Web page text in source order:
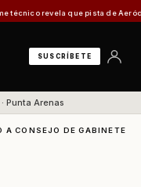
revela que pista de Aeródromo
SUSCRÍBETE
Punta Arenas
A CONSEJO DE GABINETE